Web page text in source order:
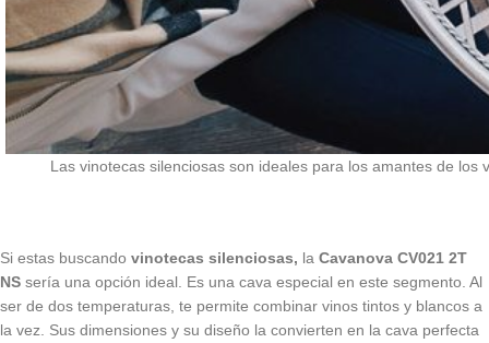
Las vinotecas silenciosas son ideales para los amantes de
Si estas buscando vinotecas silenciosas, la Cavanova CV021 2T
NS sería una opción ideal. Es una cava especial en este segmento. Al
ser de dos temperaturas, te permite combinar vinos tintos y blancos a
la vez. Sus dimensiones y su diseño la convierten en la cava perfecta